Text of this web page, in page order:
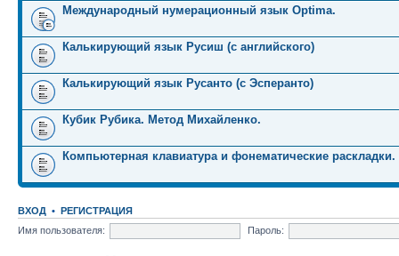
Международный нумерационный язык Optima.
Калькирующий язык Русиш (с английского)
Калькирующий язык Русанто (с Эсперанто)
Кубик Рубика. Метод Михайленко.
Компьютерная клавиатура и фонематические раскладки.
ВХОД • РЕГИСТРАЦИЯ
Имя пользователя:
Пароль: